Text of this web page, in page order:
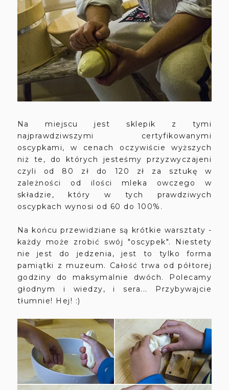
Na miejscu jest sklepik z tymi
najprawdziwszymi certyfikowanymi
oscypkami, w cenach oczywiście wyższych
niż te, do których jesteśmy przyzwyczajeni
czyli od 80 zł do 120 zł za sztukę w
zależności od ilości mleka owczego w
składzie, który w tych prawdziwych
oscypkach wynosi od 60 do 100%.
Na końcu przewidziane są krótkie warsztaty -
każdy może zrobić swój "oscypek". Niestety
nie jest do jedzenia, jest to tylko forma
pamiątki z muzeum. Całość trwa od półtorej
godziny do maksymalnie dwóch.
P olecamy
głodnym i wiedzy, i sera... Przybywajcie
tłumnie! Hej! :)